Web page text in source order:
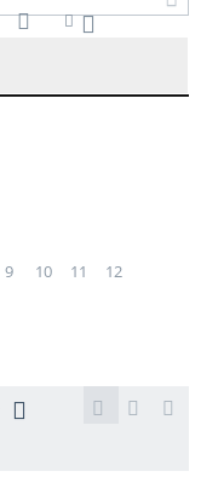
9 10 11 12